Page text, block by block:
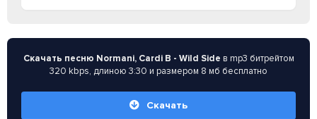
Скачать песню Normani, Cardi B - Wild Side в mp3 битрейтом
320 kbps, длиною 3:30 и размером 8 мб бесплатно
Скачать